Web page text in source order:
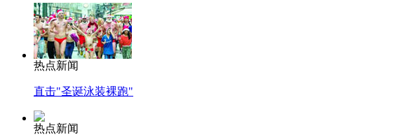
热点新闻
直击"圣诞泳装裸跑"
热点新闻